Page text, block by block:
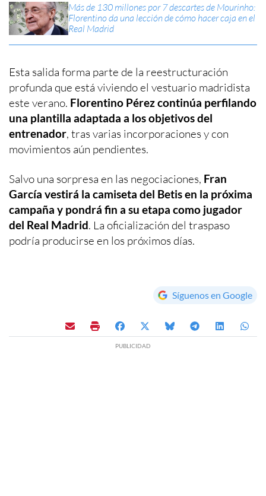
Más de 130 millones por 7 descartes de Mourinho:
Florentino da una lección de cómo hacer caja en el
Real Madrid
Esta salida forma parte de la reestructuración
profunda que está viviendo el vestuario madridista
este verano. Florentino Pérez continúa perfilando
una plantilla adaptada a los objetivos del
entrenador, tras varias incorporaciones y con
movimientos aún pendientes.
Salvo una sorpresa en las negociaciones, Fran
García vestirá la camiseta del Betis en la próxima
campaña y pondrá fin a su etapa como jugador
del Real Madrid. La oficialización del traspaso
podría producirse en los próximos días.
Síguenos en Google